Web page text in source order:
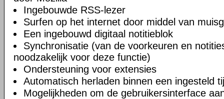
Ingebouwde RSS-lezer
Surfen op het internet door middel van
Een ingebouwd digitaal notitieblok
Synchronisatie (van de voorkeuren en
noodzakelijk voor deze functie)
Ondersteuning voor extensies
Automatisch herladen binnen een ingesteld
Mogelijkheden om de gebruikersinterface